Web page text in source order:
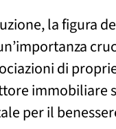
la figura
di
immobiliare
per il